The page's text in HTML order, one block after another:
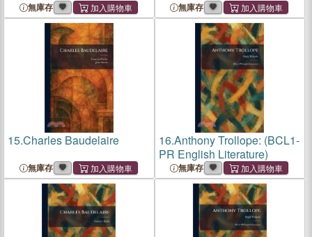
無庫存 無庫存
15.Charles Baudelaire
無庫存
16.Anthony Trollope: (BCL1-
PR English Literature)
無庫存